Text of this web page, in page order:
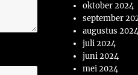
oktober 2024
september
augustus
juli 2024
juni 2024
mei 2024